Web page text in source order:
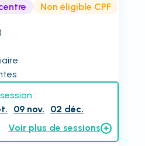
Non éligible CPF
:
09 nov.
02 déc.
Voir plus de sessions